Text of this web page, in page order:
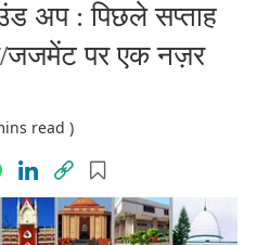
अप : पिछले सप्ताह
पर एक नज़र
read )